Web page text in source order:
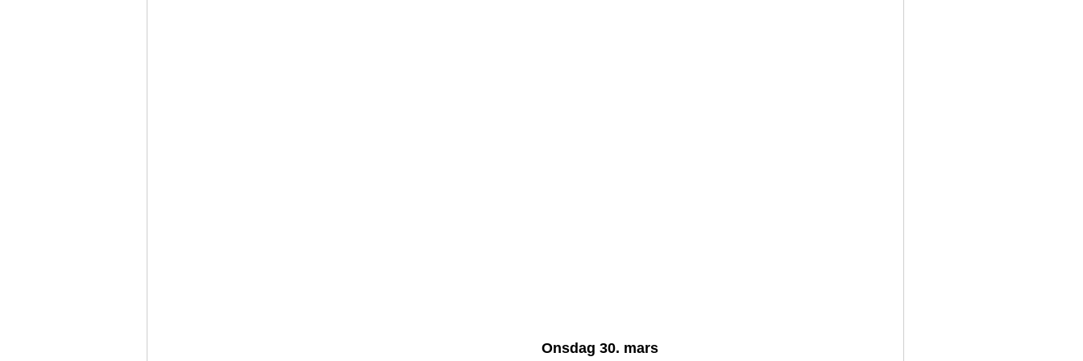
Onsdag 30. mars